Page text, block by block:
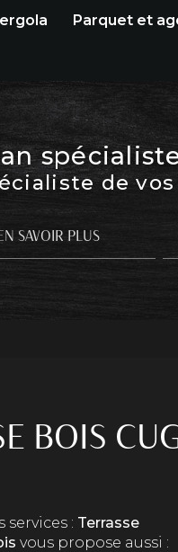
Parquet et
de
SAVOIR PLUS
BOIS
services : Terrasse
vous propose aussi :